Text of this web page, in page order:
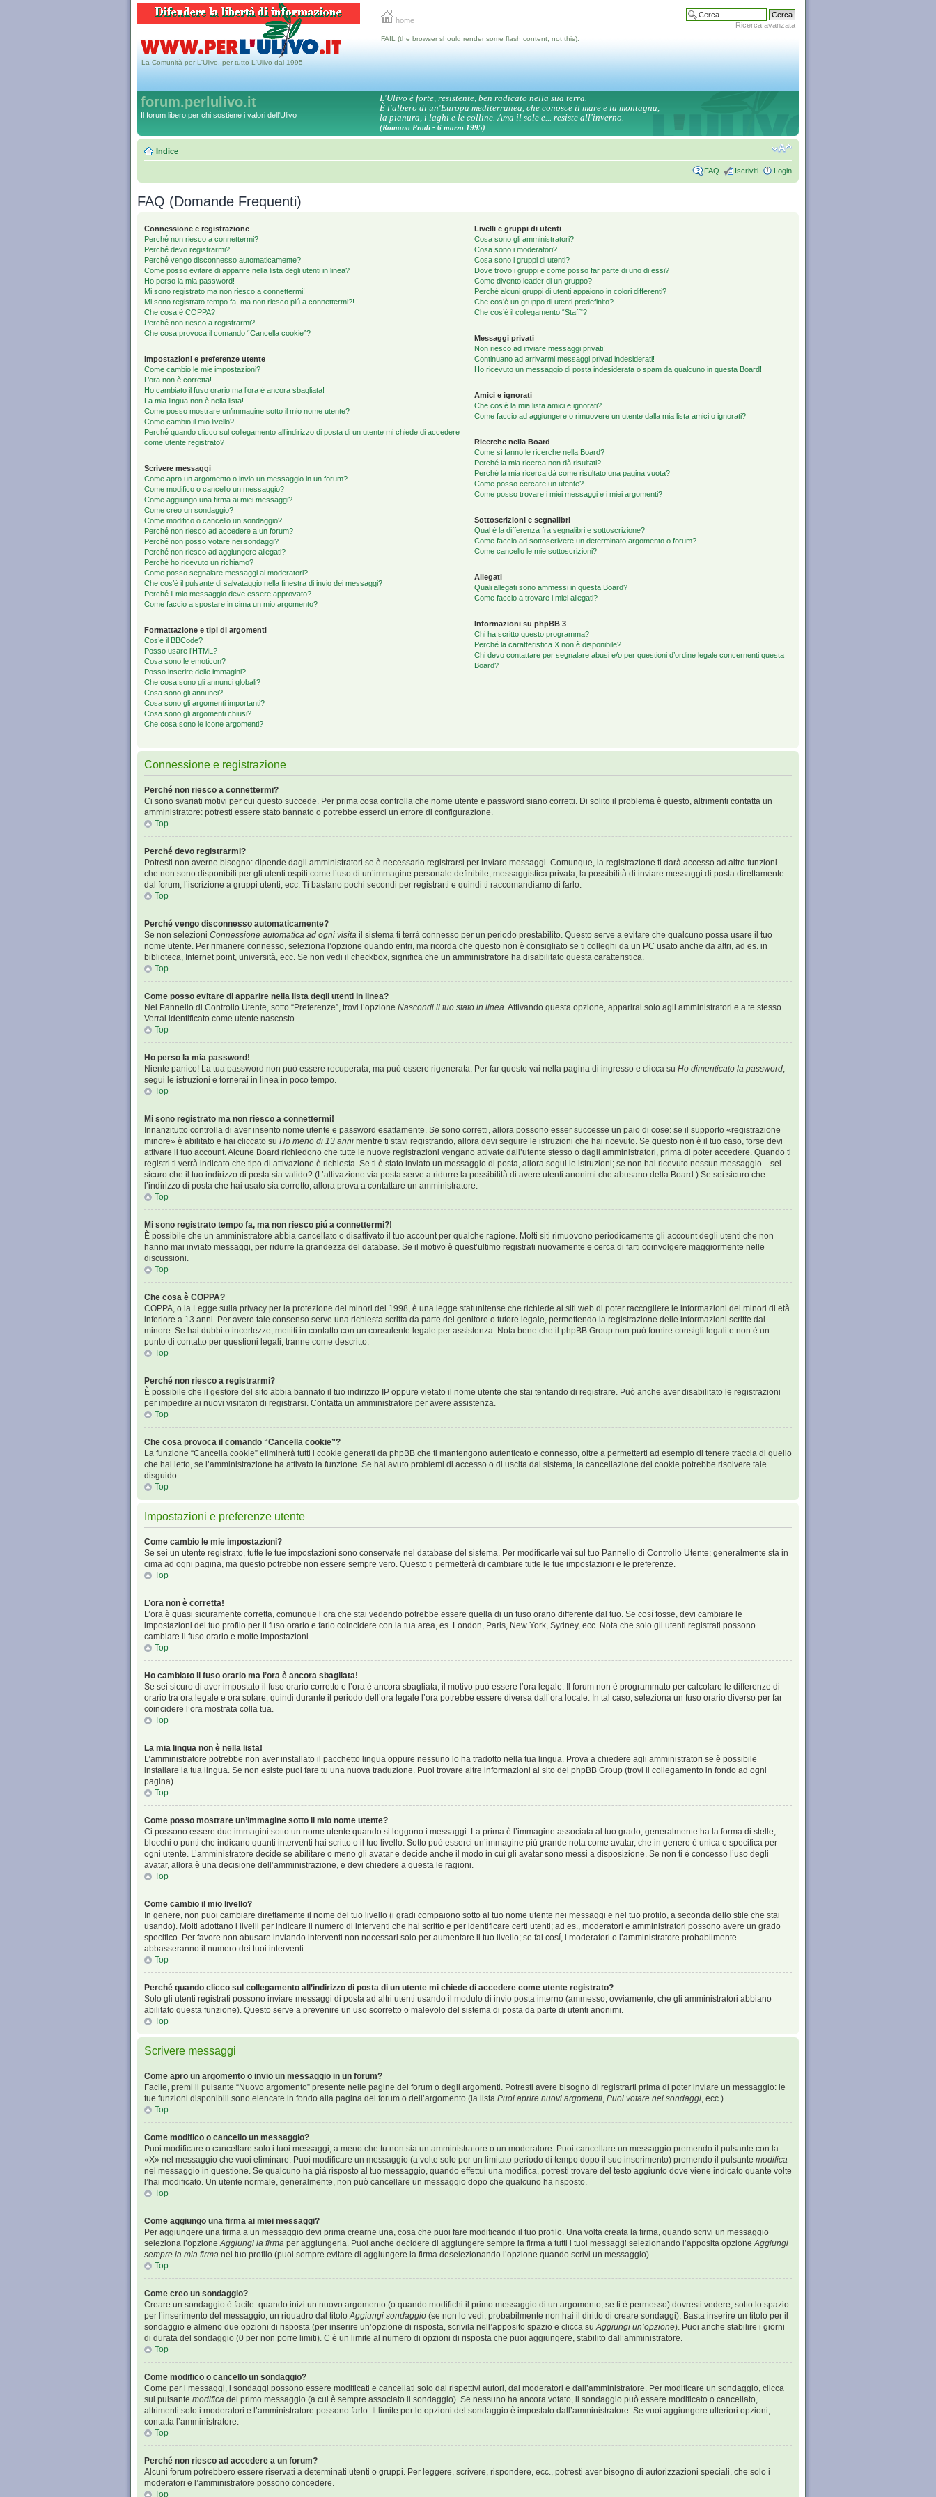
home
Ricerca avanzata
La Comunità per L'Ulivo, per tutto L'Ulivo dal 1995
FAIL (the browser should render some flash content, not this).
forum.perlulivo.it
Il forum libero per chi sostiene i valori dell'Ulivo
L'Ulivo è forte, resistente, ben radicato nella sua terra.
È l'albero di un'Europa mediterranea, che conosce il mare e la montagna,
la pianura, i laghi e le colline. Ama il sole e... resiste all'inverno.
(Romano Prodi - 6 marzo 1995)
Indice
FAQ Iscriviti Login
FAQ (Domande Frequenti)
Connessione e registrazione
Perché non riesco a connettermi?
Perché devo registrarmi?
Perché vengo disconnesso automaticamente?
Come posso evitare di apparire nella lista degli utenti in linea?
Ho perso la mia password!
Mi sono registrato ma non riesco a connettermi!
Mi sono registrato tempo fa, ma non riesco piú a connettermi?!
Che cosa è COPPA?
Perché non riesco a registrarmi?
Che cosa provoca il comando “Cancella cookie”?
Impostazioni e preferenze utente
Come cambio le mie impostazioni?
L’ora non è corretta!
Ho cambiato il fuso orario ma l’ora è ancora sbagliata!
La mia lingua non è nella lista!
Come posso mostrare un’immagine sotto il mio nome utente?
Come cambio il mio livello?
Perché quando clicco sul collegamento all’indirizzo di posta di un utente mi chiede di accedere
come utente registrato?
Scrivere messaggi
Come apro un argomento o invio un messaggio in un forum?
Come modifico o cancello un messaggio?
Come aggiungo una firma ai miei messaggi?
Come creo un sondaggio?
Come modifico o cancello un sondaggio?
Perché non riesco ad accedere a un forum?
Perché non posso votare nei sondaggi?
Perché non riesco ad aggiungere allegati?
Perché ho ricevuto un richiamo?
Come posso segnalare messaggi ai moderatori?
Che cos’è il pulsante di salvataggio nella finestra di invio dei messaggi?
Perché il mio messaggio deve essere approvato?
Come faccio a spostare in cima un mio argomento?
Formattazione e tipi di argomenti
Cos’è il BBCode?
Posso usare l’HTML?
Cosa sono le emoticon?
Posso inserire delle immagini?
Che cosa sono gli annunci globali?
Cosa sono gli annunci?
Cosa sono gli argomenti importanti?
Cosa sono gli argomenti chiusi?
Che cosa sono le icone argomenti?
Livelli e gruppi di utenti
Cosa sono gli amministratori?
Cosa sono i moderatori?
Cosa sono i gruppi di utenti?
Dove trovo i gruppi e come posso far parte di uno di essi?
Come divento leader di un gruppo?
Perché alcuni gruppi di utenti appaiono in colori differenti?
Che cos’è un gruppo di utenti predefinito?
Che cos’è il collegamento “Staff”?
Messaggi privati
Non riesco ad inviare messaggi privati!
Continuano ad arrivarmi messaggi privati indesiderati!
Ho ricevuto un messaggio di posta indesiderata o spam da qualcuno in questa Board!
Amici e ignorati
Che cos’è la mia lista amici e ignorati?
Come faccio ad aggiungere o rimuovere un utente dalla mia lista amici o ignorati?
Ricerche nella Board
Come si fanno le ricerche nella Board?
Perché la mia ricerca non dà risultati?
Perché la mia ricerca dà come risultato una pagina vuota?
Come posso cercare un utente?
Come posso trovare i miei messaggi e i miei argomenti?
Sottoscrizioni e segnalibri
Qual è la differenza fra segnalibri e sottoscrizione?
Come faccio ad sottoscrivere un determinato argomento o forum?
Come cancello le mie sottoscrizioni?
Allegati
Quali allegati sono ammessi in questa Board?
Come faccio a trovare i miei allegati?
Informazioni su phpBB 3
Chi ha scritto questo programma?
Perché la caratteristica X non è disponibile?
Chi devo contattare per segnalare abusi e/o per questioni d’ordine legale concernenti questa
Board?
Connessione e registrazione
Perché non riesco a connettermi?
Ci sono svariati motivi per cui questo succede. Per prima cosa controlla che nome utente e password siano corretti. Di solito il problema è questo, altrimenti contatta un
amministratore: potresti essere stato bannato o potrebbe esserci un errore di configurazione.
Top
Perché devo registrarmi?
Potresti non averne bisogno: dipende dagli amministratori se è necessario registrarsi per inviare messaggi. Comunque, la registrazione ti darà accesso ad altre funzioni
che non sono disponibili per gli utenti ospiti come l’uso di un’immagine personale definibile, messaggistica privata, la possibilità di inviare messaggi di posta direttamente
dal forum, l’iscrizione a gruppi utenti, ecc. Ti bastano pochi secondi per registrarti e quindi ti raccomandiamo di farlo.
Top
Perché vengo disconnesso automaticamente?
Se non selezioni Connessione automatica ad ogni visita il sistema ti terrà connesso per un periodo prestabilito. Questo serve a evitare che qualcuno possa usare il tuo
nome utente. Per rimanere connesso, seleziona l’opzione quando entri, ma ricorda che questo non è consigliato se ti colleghi da un PC usato anche da altri, ad es. in
biblioteca, Internet point, università, ecc. Se non vedi il checkbox, significa che un amministratore ha disabilitato questa caratteristica.
Top
Come posso evitare di apparire nella lista degli utenti in linea?
Nel Pannello di Controllo Utente, sotto “Preferenze”, trovi l’opzione Nascondi il tuo stato in linea. Attivando questa opzione, apparirai solo agli amministratori e a te stesso.
Verrai identificato come utente nascosto.
Top
Ho perso la mia password!
Niente panico! La tua password non può essere recuperata, ma può essere rigenerata. Per far questo vai nella pagina di ingresso e clicca su Ho dimenticato la password,
segui le istruzioni e tornerai in linea in poco tempo.
Top
Mi sono registrato ma non riesco a connettermi!
Innanzitutto controlla di aver inserito nome utente e password esattamente. Se sono corretti, allora possono esser successe un paio di cose: se il supporto «registrazione
minore» è abilitato e hai cliccato su Ho meno di 13 anni mentre ti stavi registrando, allora devi seguire le istruzioni che hai ricevuto. Se questo non è il tuo caso, forse devi
attivare il tuo account. Alcune Board richiedono che tutte le nuove registrazioni vengano attivate dall’utente stesso o dagli amministratori, prima di poter accedere. Quando ti
registri ti verrà indicato che tipo di attivazione è richiesta. Se ti è stato inviato un messaggio di posta, allora segui le istruzioni; se non hai ricevuto nessun messaggio... sei
sicuro che il tuo indirizzo di posta sia valido? (L’attivazione via posta serve a ridurre la possibilità di avere utenti anonimi che abusano della Board.) Se sei sicuro che
l’indirizzo di posta che hai usato sia corretto, allora prova a contattare un amministratore.
Top
Mi sono registrato tempo fa, ma non riesco piú a connettermi?!
È possibile che un amministratore abbia cancellato o disattivato il tuo account per qualche ragione. Molti siti rimuovono periodicamente gli account degli utenti che non
hanno mai inviato messaggi, per ridurre la grandezza del database. Se il motivo è quest’ultimo registrati nuovamente e cerca di farti coinvolgere maggiormente nelle
discussioni.
Top
Che cosa è COPPA?
COPPA, o la Legge sulla privacy per la protezione dei minori del 1998, è una legge statunitense che richiede ai siti web di poter raccogliere le informazioni dei minori di età
inferiore a 13 anni. Per avere tale consenso serve una richiesta scritta da parte del genitore o tutore legale, permettendo la registrazione delle informazioni scritte dal
minore. Se hai dubbi o incertezze, mettiti in contatto con un consulente legale per assistenza. Nota bene che il phpBB Group non può fornire consigli legali e non è un
punto di contatto per questioni legali, tranne come descritto.
Top
Perché non riesco a registrarmi?
È possibile che il gestore del sito abbia bannato il tuo indirizzo IP oppure vietato il nome utente che stai tentando di registrare. Può anche aver disabilitato le registrazioni
per impedire ai nuovi visitatori di registrarsi. Contatta un amministratore per avere assistenza.
Top
Che cosa provoca il comando “Cancella cookie”?
La funzione “Cancella cookie” eliminerà tutti i cookie generati da phpBB che ti mantengono autenticato e connesso, oltre a permetterti ad esempio di tenere traccia di quello
che hai letto, se l’amministrazione ha attivato la funzione. Se hai avuto problemi di accesso o di uscita dal sistema, la cancellazione dei cookie potrebbe risolvere tale
disguido.
Top
Impostazioni e preferenze utente
Come cambio le mie impostazioni?
Se sei un utente registrato, tutte le tue impostazioni sono conservate nel database del sistema. Per modificarle vai sul tuo Pannello di Controllo Utente; generalmente sta in
cima ad ogni pagina, ma questo potrebbe non essere sempre vero. Questo ti permetterà di cambiare tutte le tue impostazioni e le preferenze.
Top
L’ora non è corretta!
L’ora è quasi sicuramente corretta, comunque l’ora che stai vedendo potrebbe essere quella di un fuso orario differente dal tuo. Se cosí fosse, devi cambiare le
impostazioni del tuo profilo per il fuso orario e farlo coincidere con la tua area, es. London, Paris, New York, Sydney, ecc. Nota che solo gli utenti registrati possono
cambiare il fuso orario e molte impostazioni.
Top
Ho cambiato il fuso orario ma l’ora è ancora sbagliata!
Se sei sicuro di aver impostato il fuso orario corretto e l’ora è ancora sbagliata, il motivo può essere l’ora legale. Il forum non è programmato per calcolare le differenze di
orario tra ora legale e ora solare; quindi durante il periodo dell’ora legale l’ora potrebbe essere diversa dall’ora locale. In tal caso, seleziona un fuso orario diverso per far
coincidere l’ora mostrata colla tua.
Top
La mia lingua non è nella lista!
L’amministratore potrebbe non aver installato il pacchetto lingua oppure nessuno lo ha tradotto nella tua lingua. Prova a chiedere agli amministratori se è possibile
installare la tua lingua. Se non esiste puoi fare tu una nuova traduzione. Puoi trovare altre informazioni al sito del phpBB Group (trovi il collegamento in fondo ad ogni
pagina).
Top
Come posso mostrare un’immagine sotto il mio nome utente?
Ci possono essere due immagini sotto un nome utente quando si leggono i messaggi. La prima è l’immagine associata al tuo grado, generalmente ha la forma di stelle,
blocchi o punti che indicano quanti interventi hai scritto o il tuo livello. Sotto può esserci un’immagine piú grande nota come avatar, che in genere è unica e specifica per
ogni utente. L’amministratore decide se abilitare o meno gli avatar e decide anche il modo in cui gli avatar sono messi a disposizione. Se non ti è concesso l’uso degli
avatar, allora è una decisione dell’amministrazione, e devi chiedere a questa le ragioni.
Top
Come cambio il mio livello?
In genere, non puoi cambiare direttamente il nome del tuo livello (i gradi compaiono sotto al tuo nome utente nei messaggi e nel tuo profilo, a seconda dello stile che stai
usando). Molti adottano i livelli per indicare il numero di interventi che hai scritto e per identificare certi utenti; ad es., moderatori e amministratori possono avere un grado
specifico. Per favore non abusare inviando interventi non necessari solo per aumentare il tuo livello; se fai cosí, i moderatori o l’amministratore probabilmente
abbasseranno il numero dei tuoi interventi.
Top
Perché quando clicco sul collegamento all’indirizzo di posta di un utente mi chiede di accedere come utente registrato?
Solo gli utenti registrati possono inviare messaggi di posta ad altri utenti usando il modulo di invio posta interno (ammesso, ovviamente, che gli amministratori abbiano
abilitato questa funzione). Questo serve a prevenire un uso scorretto o malevolo del sistema di posta da parte di utenti anonimi.
Top
Scrivere messaggi
Come apro un argomento o invio un messaggio in un forum?
Facile, premi il pulsante “Nuovo argomento” presente nelle pagine dei forum o degli argomenti. Potresti avere bisogno di registrarti prima di poter inviare un messaggio: le
tue funzioni disponibili sono elencate in fondo alla pagina del forum o dell’argomento (la lista Puoi aprire nuovi argomenti, Puoi votare nei sondaggi, ecc.).
Top
Come modifico o cancello un messaggio?
Puoi modificare o cancellare solo i tuoi messaggi, a meno che tu non sia un amministratore o un moderatore. Puoi cancellare un messaggio premendo il pulsante con la
«X» nel messaggio che vuoi eliminare. Puoi modificare un messaggio (a volte solo per un limitato periodo di tempo dopo il suo inserimento) premendo il pulsante modifica
nel messaggio in questione. Se qualcuno ha già risposto al tuo messaggio, quando effettui una modifica, potresti trovare del testo aggiunto dove viene indicato quante volte
l’hai modificato. Un utente normale, generalmente, non può cancellare un messaggio dopo che qualcuno ha risposto.
Top
Come aggiungo una firma ai miei messaggi?
Per aggiungere una firma a un messaggio devi prima crearne una, cosa che puoi fare modificando il tuo profilo. Una volta creata la firma, quando scrivi un messaggio
seleziona l’opzioneAggiungi la firma per aggiungerla. Puoi anche decidere di aggiungere sempre la firma a tutti i tuoi messaggi selezionando l’apposita opzioneAggiungi
sempre la mia firma nel tuo profilo (puoi sempre evitare di aggiungere la firma deselezionando l’opzione quando scrivi un messaggio).
Top
Come creo un sondaggio?
Creare un sondaggio è facile: quando inizi un nuovo argomento (o quando modifichi il primo messaggio di un argomento, se ti è permesso) dovresti vedere, sotto lo spazio
per l’inserimento del messaggio, un riquadro dal titoloAggiungi sondaggio (se non lo vedi, probabilmente non hai il diritto di creare sondaggi). Basta inserire un titolo per il
sondaggio e almeno due opzioni di risposta (per inserire un’opzione di risposta, scrivila nell’apposito spazio e clicca suAggiungi un’opzione). Puoi anche stabilire i giorni
di durata del sondaggio (0 per non porre limiti). C’è un limite al numero di opzioni di risposta che puoi aggiungere, stabilito dall’amministratore.
Top
Come modifico o cancello un sondaggio?
Come per i messaggi, i sondaggi possono essere modificati e cancellati solo dai rispettivi autori, dai moderatori e dall’amministratore. Per modificare un sondaggio, clicca
sul pulsante modifica del primo messaggio (a cui è sempre associato il sondaggio). Se nessuno ha ancora votato, il sondaggio può essere modificato o cancellato,
altrimenti solo i moderatori e l’amministratore possono farlo. Il limite per le opzioni del sondaggio è impostato dall’amministratore. Se vuoi aggiungere ulteriori opzioni,
contatta l’amministratore.
Top
Perché non riesco ad accedere a un forum?
Alcuni forum potrebbero essere riservati a determinati utenti o gruppi. Per leggere, scrivere, rispondere, ecc., potresti aver bisogno di autorizzazioni speciali, che solo i
moderatori e l’amministratore possono concedere.
Top